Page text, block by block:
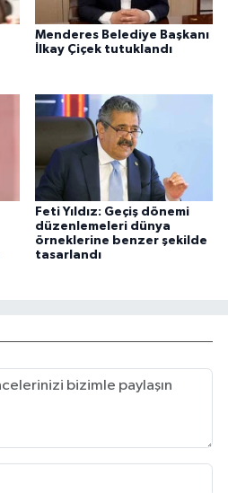
Menderes Belediye Başkanı
İlkay Çiçek tutuklandı
Feti Yıldız: Geçiş dönemi
düzenlemeleri dünya
örneklerine benzer şekilde
tasarlandı